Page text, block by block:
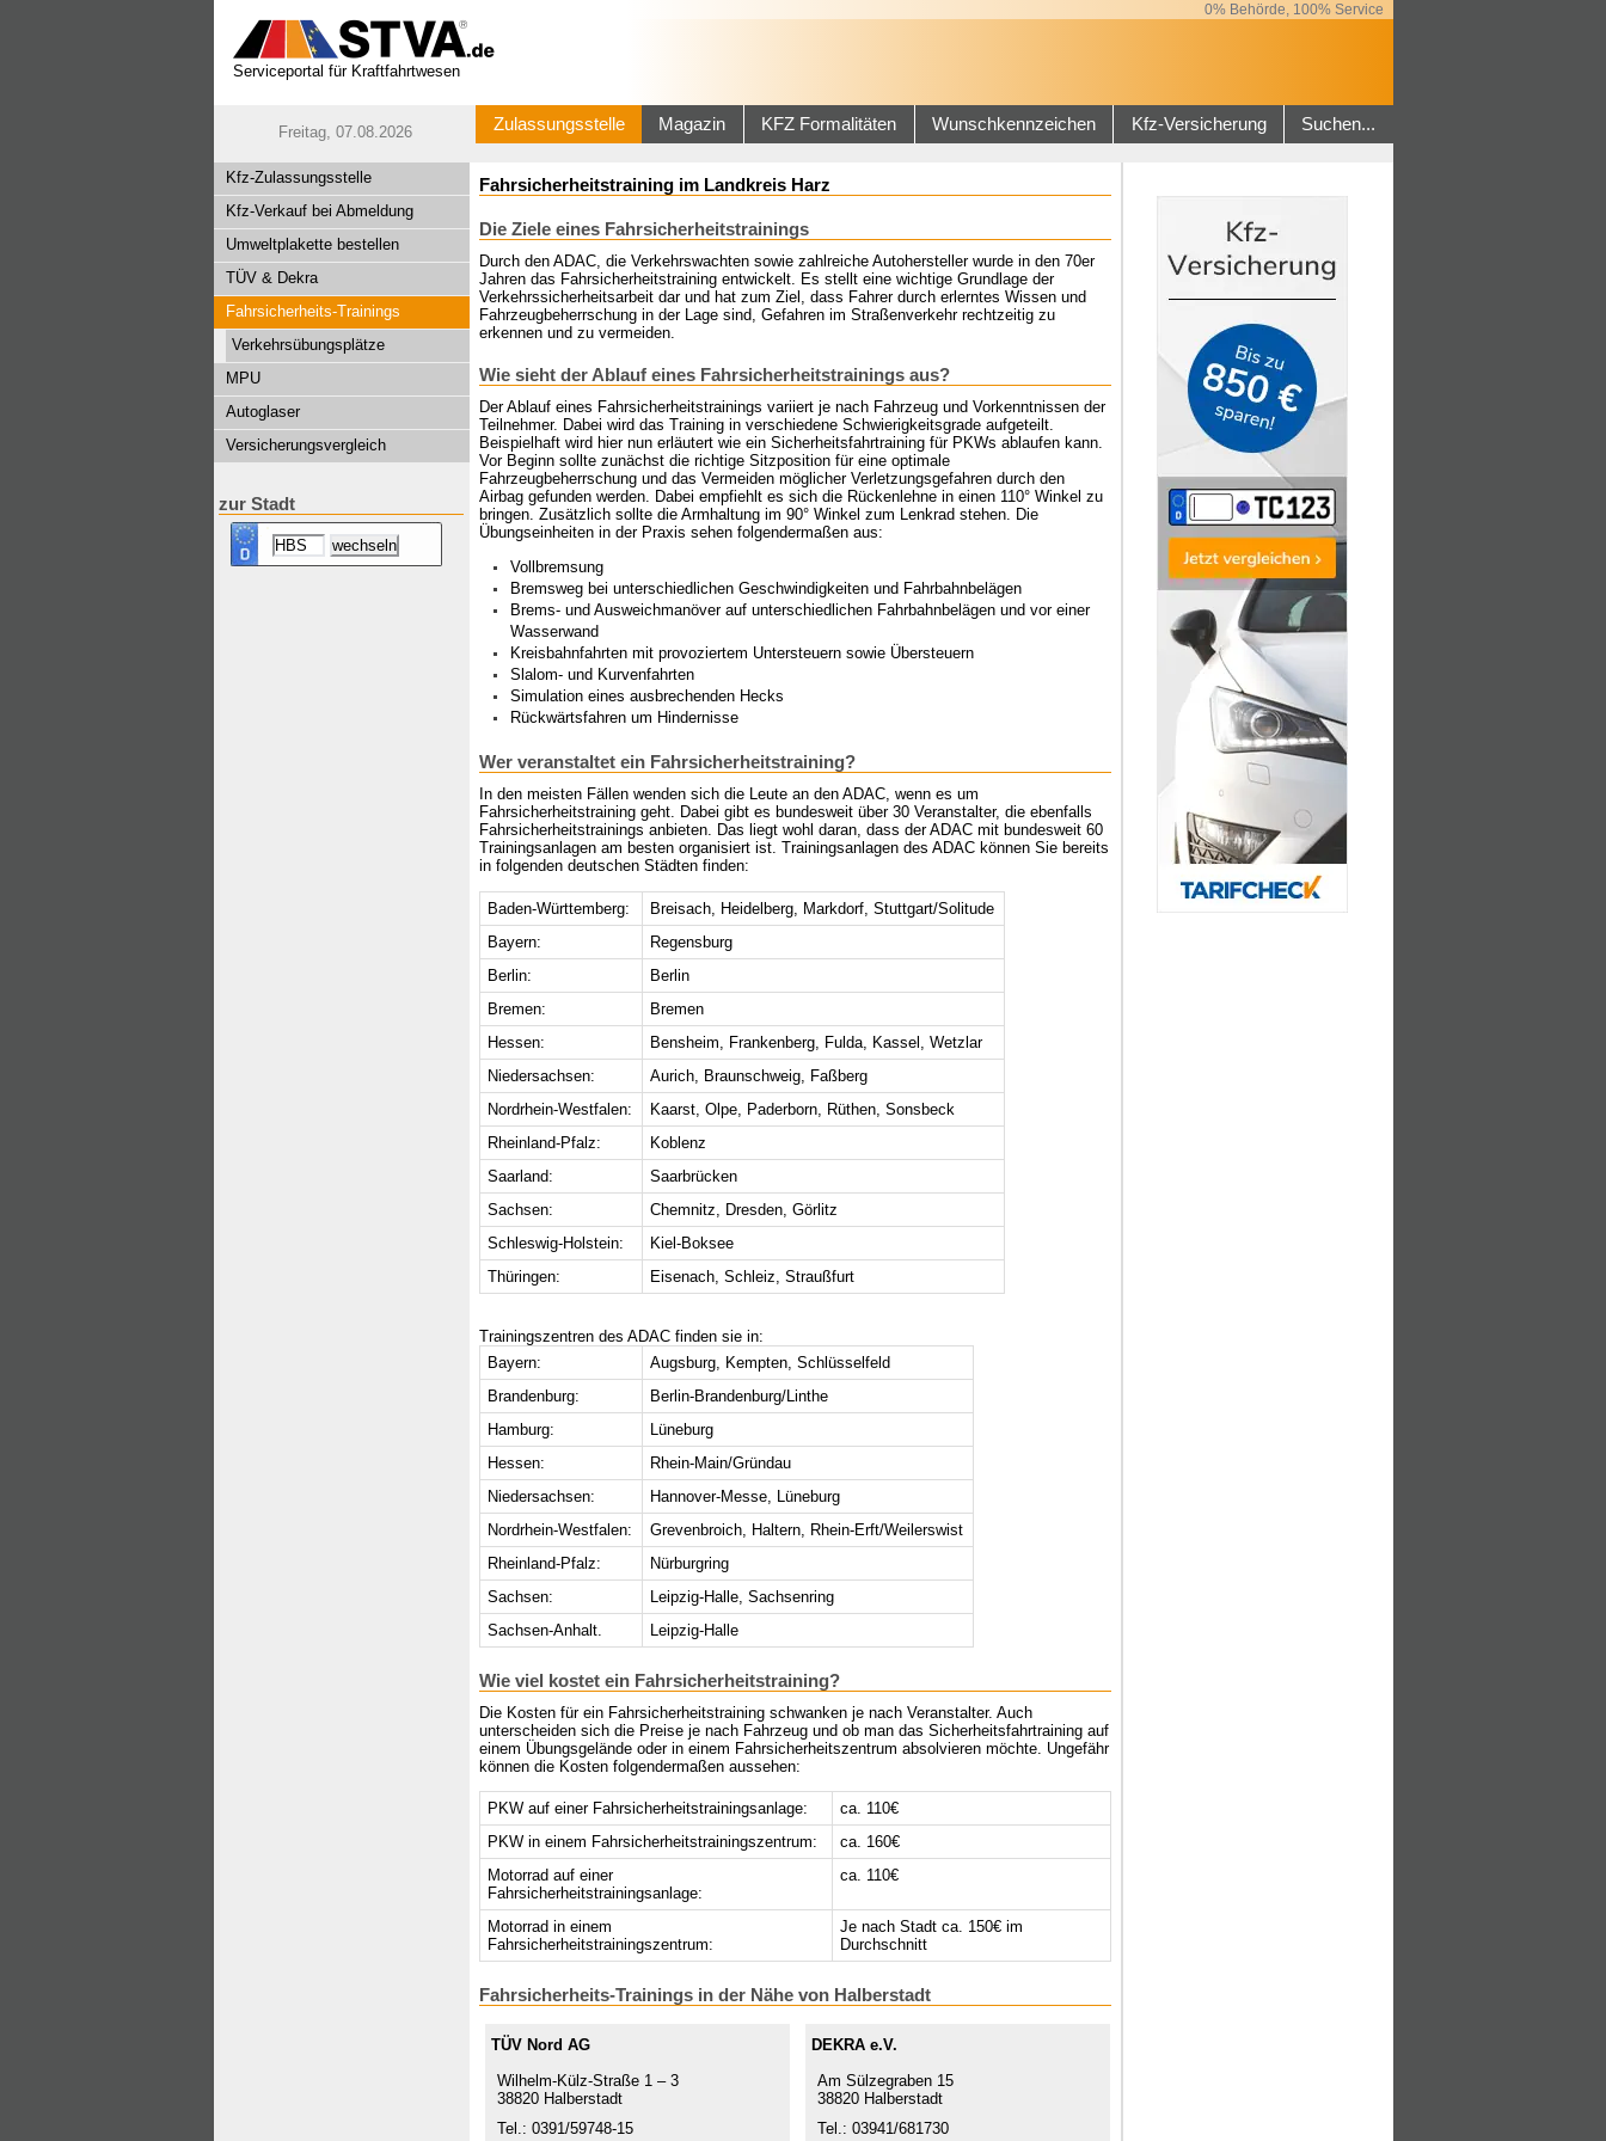
0% Behörde, 100% Service
Serviceportal für Kraftfahrtwesen
Freitag, 07.08.2026 Zulassungsstelle Magazin KFZ Formalitäten Wunschkennzeichen Kfz-Versicherung Suchen...
Kfz-Zulassungsstelle
Kfz-Verkauf bei Abmeldung
Umweltplakette bestellen
TÜV & Dekra
Fahrsicherheits-Trainings
Verkehrsübungsplätze
MPU
Autoglaser
Versicherungsvergleich
zur Stadt
Fahrsicherheitstraining im Landkreis Harz
Die Ziele eines Fahrsicherheitstrainings
Durch den ADAC, die Verkehrswachten sowie zahlreiche Autohersteller wurde in den 70er
Jahren das Fahrsicherheitstraining entwickelt. Es stellt eine wichtige Grundlage der
Verkehrssicherheitsarbeit dar und hat zum Ziel, dass Fahrer durch erlerntes Wissen und
Fahrzeugbeherrschung in der Lage sind, Gefahren im Straßenverkehr rechtzeitig zu
erkennen und zu vermeiden.
Wie sieht der Ablauf eines Fahrsicherheitstrainings aus?
Der Ablauf eines Fahrsicherheitstrainings variiert je nach Fahrzeug und Vorkenntnissen der
Teilnehmer. Dabei wird das Training in verschiedene Schwierigkeitsgrade aufgeteilt.
Beispielhaft wird hier nun erläutert wie ein Sicherheitsfahrtraining für PKWs ablaufen kann.
Vor Beginn sollte zunächst die richtige Sitzposition für eine optimale
Fahrzeugbeherrschung und das Vermeiden möglicher Verletzungsgefahren durch den
Airbag gefunden werden. Dabei empfiehlt es sich die Rückenlehne in einen 110° Winkel zu
bringen. Zusätzlich sollte die Armhaltung im 90° Winkel zum Lenkrad stehen. Die
Übungseinheiten in der Praxis sehen folgendermaßen aus:
Vollbremsung
Bremsweg bei unterschiedlichen Geschwindigkeiten und Fahrbahnbelägen
Brems- und Ausweichmanöver auf unterschiedlichen Fahrbahnbelägen und vor einer
Wasserwand
Kreisbahnfahrten mit provoziertem Untersteuern sowie Übersteuern
Slalom- und Kurvenfahrten
Simulation eines ausbrechenden Hecks
Rückwärtsfahren um Hindernisse
Wer veranstaltet ein Fahrsicherheitstraining?
In den meisten Fällen wenden sich die Leute an den ADAC, wenn es um
Fahrsicherheitstraining geht. Dabei gibt es bundesweit über 30 Veranstalter, die ebenfalls
Fahrsicherheitstrainings anbieten. Das liegt wohl daran, dass der ADAC mit bundesweit 60
Trainingsanlagen am besten organisiert ist. Trainingsanlagen des ADAC können Sie bereits
in folgenden deutschen Städten finden:
Baden-Württemberg:
Breisach, Heidelberg, Markdorf, Stuttgart/Solitude
Bayern:
Regensburg
Berlin:
Berlin
Bremen:
Bremen
Hessen:
Bensheim, Frankenberg, Fulda, Kassel, Wetzlar
Niedersachsen:
Aurich, Braunschweig, Faßberg
Nordrhein-Westfalen:
Kaarst, Olpe, Paderborn, Rüthen, Sonsbeck
Rheinland-Pfalz:
Koblenz
Saarland:
Saarbrücken
Sachsen:
Chemnitz, Dresden, Görlitz
Schleswig-Holstein:
Kiel-Boksee
Thüringen:
Eisenach, Schleiz, Straußfurt
Trainingszentren des ADAC finden sie in:
Bayern:
Augsburg, Kempten, Schlüsselfeld
Brandenburg:
Berlin-Brandenburg/Linthe
Hamburg:
Lüneburg
Hessen:
Rhein-Main/Gründau
Niedersachsen:
Hannover-Messe, Lüneburg
Nordrhein-Westfalen:
Grevenbroich, Haltern, Rhein-Erft/Weilerswist
Rheinland-Pfalz:
Nürburgring
Sachsen:
Leipzig-Halle, Sachsenring
Sachsen-Anhalt.
Leipzig-Halle
Wie viel kostet ein Fahrsicherheitstraining?
Die Kosten für ein Fahrsicherheitstraining schwanken je nach Veranstalter. Auch
unterscheiden sich die Preise je nach Fahrzeug und ob man das Sicherheitsfahrtraining auf
einem Übungsgelände oder in einem Fahrsicherheitszentrum absolvieren möchte. Ungefähr
können die Kosten folgendermaßen aussehen:
PKW auf einer Fahrsicherheitstrainingsanlage:
ca. 110€
PKW in einem Fahrsicherheitstrainingszentrum:
ca. 160€
Motorrad auf einer
Fahrsicherheitstrainingsanlage:
ca. 110€
Motorrad in einem
Fahrsicherheitstrainingszentrum:
Je nach Stadt ca. 150€ im
Durchschnitt
Fahrsicherheits-Trainings in der Nähe von Halberstadt
TÜV Nord AG
Wilhelm-Külz-Straße 1 – 3
38820 Halberstadt
Tel.: 0391/59748-15
DEKRA e.V.
Am Sülzegraben 15
38820 Halberstadt
Tel.: 03941/681730